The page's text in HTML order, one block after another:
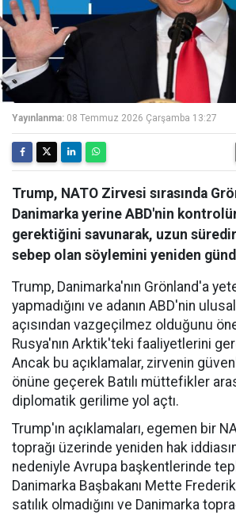
Yayınlanma: 08 Temmuz 2026 Çarşamba 13:27
Trump, NATO Zirvesi sırasında
Danimarka yerine ABD'nin
gerektiğini savunarak, uzun
sebep olan söylemini yeniden
Trump, Danimarka'nın Grönland'a
yapmadığını ve adanın ABD'nin
açısından vazgeçilmez olduğunu
Rusya'nın Arktik'teki faaliyetlerini
Ancak bu açıklamalar, zirvenin
önüne geçerek Batılı müttefikler
diplomatik gerilime yol açtı.
Trump'ın açıklamaları, egemen bir
toprağı üzerinde yeniden hak
nedeniyle Avrupa başkentlerinde
Danimarka Başbakanı Mette
satılık olmadığını ve Danimarka